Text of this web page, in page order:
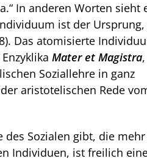
In anderen Worten sieht
ist der
Das atomisierte
Mater et Magistra
Soziallehre in ganz
aristotelischen Rede
des Sozialen gibt, die
Individuen, ist freilich